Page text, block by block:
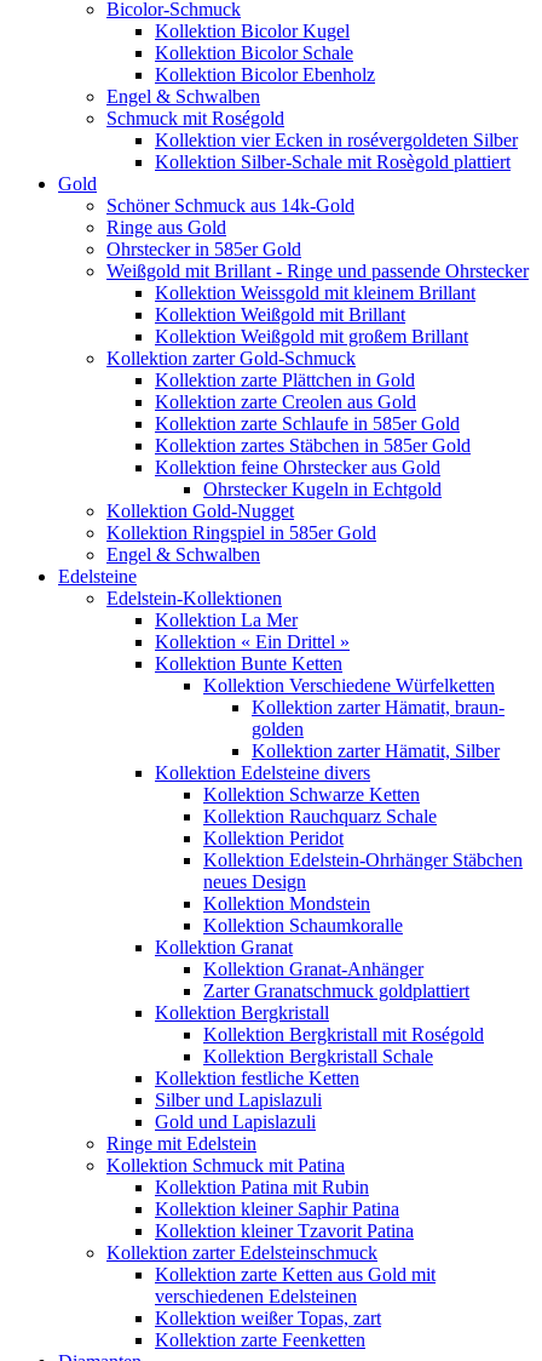
Bicolor-Schmuck
Kollektion Bicolor Kugel
Kollektion Bicolor Schale
Kollektion Bicolor Ebenholz
Engel & Schwalben
Schmuck mit Roségold
Kollektion vier Ecken in rosévergoldeten Silber
Kollektion Silber-Schale mit Rosègold plattiert
Gold
Schöner Schmuck aus 14k-Gold
Ringe aus Gold
Ohrstecker in 585er Gold
Weißgold mit Brillant - Ringe und passende Ohrstecker
Kollektion Weissgold mit kleinem Brillant
Kollektion Weißgold mit Brillant
Kollektion Weißgold mit großem Brillant
Kollektion zarter Gold-Schmuck
Kollektion zarte Plättchen in Gold
Kollektion zarte Creolen aus Gold
Kollektion zarte Schlaufe in 585er Gold
Kollektion zartes Stäbchen in 585er Gold
Kollektion feine Ohrstecker aus Gold
Ohrstecker Kugeln in Echtgold
Kollektion Gold-Nugget
Kollektion Ringspiel in 585er Gold
Engel & Schwalben
Edelsteine
Edelstein-Kollektionen
Kollektion La Mer
Kollektion « Ein Drittel »
Kollektion Bunte Ketten
Kollektion Verschiedene Würfelketten
Kollektion zarter Hämatit, braun-
golden
Kollektion zarter Hämatit, Silber
Kollektion Edelsteine divers
Kollektion Schwarze Ketten
Kollektion Rauchquarz Schale
Kollektion Peridot
Kollektion Edelstein-Ohrhänger Stäbchen
neues Design
Kollektion Mondstein
Kollektion Schaumkoralle
Kollektion Granat
Kollektion Granat-Anhänger
Zarter Granatschmuck goldplattiert
Kollektion Bergkristall
Kollektion Bergkristall mit Roségold
Kollektion Bergkristall Schale
Kollektion festliche Ketten
Silber und Lapislazuli
Gold und Lapislazuli
Ringe mit Edelstein
Kollektion Schmuck mit Patina
Kollektion Patina mit Rubin
Kollektion kleiner Saphir Patina
Kollektion kleiner Tzavorit Patina
Kollektion zarter Edelsteinschmuck
Kollektion zarte Ketten aus Gold mit
verschiedenen Edelsteinen
Kollektion weißer Topas, zart
Kollektion zarte Feenketten